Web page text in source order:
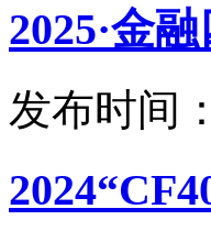
2025·金
发布时间